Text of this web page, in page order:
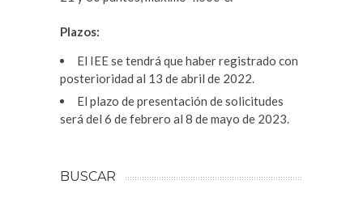
Plazos:
El IEE se tendrá que haber registrado con
posterioridad al 13 de abril de 2022.
El plazo de presentación de solicitudes
será del 6 de febrero al 8 de mayo de 2023.
BUSCAR